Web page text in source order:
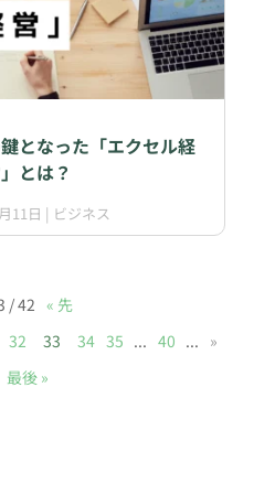
となった「エクセル経
とは？
11日 | ビジネス
/ 42 « 先
32 33 34 35 ... 40 ... »
最後 »